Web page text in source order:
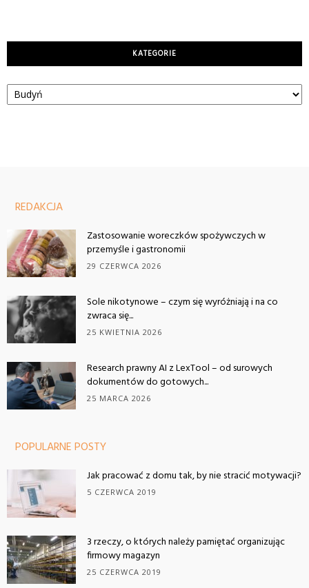
KATEGORIE
Kategorie
REDAKCJA
Zastosowanie woreczków spożywczych w
przemyśle i gastronomii
29 CZERWCA 2026
Sole nikotynowe – czym się wyróżniają i na co
zwraca się...
25 KWIETNIA 2026
Research prawny AI z LexTool – od surowych
dokumentów do gotowych...
25 MARCA 2026
POPULARNE POSTY
Jak pracować z domu tak, by nie stracić motywacji?
5 CZERWCA 2019
3 rzeczy, o których należy pamiętać organizując
firmowy magazyn
25 CZERWCA 2019